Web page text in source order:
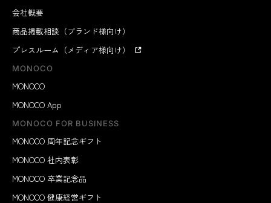
会社概要
商品掲載相談（ブランド様向け）
プレスルーム（メディア様向け）
MONOCO
MONOCO
MONOCO App
MONOCO FOR BUSINESS
MONOCO 周年記念ギフト
MONOCO 社内表彰
MONOCO 卒業記念品
MONOCO 健康経営ギフト